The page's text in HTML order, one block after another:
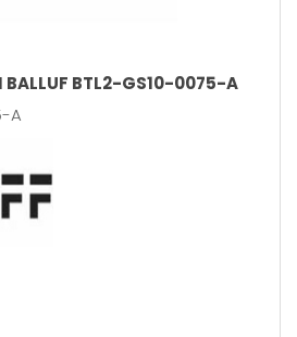
BALLUF BTL2-GS10-0075-A
A